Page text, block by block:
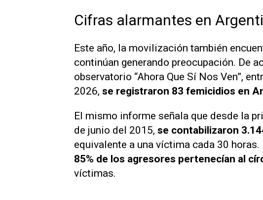
Cifras alarmantes en
Este año, la movilización también
continúan generando preocupación. De
observatorio “Ahora Que Sí Nos Ven”,
2026, se registraron 83 femicidios en
El mismo informe señala que desde la
de junio del 2015, se contabilizaron
equivalente a una víctima cada 30
85% de los agresores pertenecían al
víctimas.